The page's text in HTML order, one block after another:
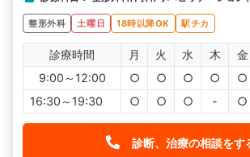
整形外科 土曜日 18時以降OK 駅チカ
診療時間 月 火 水 木 金
9:00～12:00
○ ○ ○ ○ ○
16:30～19:30
○ ○ ○ - ○
診断、治療の相談をす